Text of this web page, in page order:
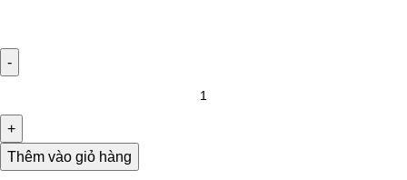
Thêm vào giỏ hàng